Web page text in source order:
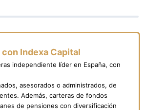
Indexa Capital
independiente líder en España, con
asesorados o administrados, de
Además, carteras de fondos
de pensiones con diversificación